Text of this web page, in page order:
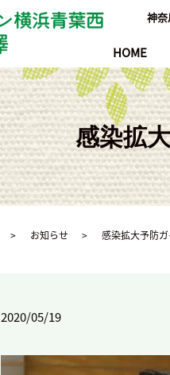
神
HOME
感染拡
お知らせ 感染拡大予防
2020/05/19